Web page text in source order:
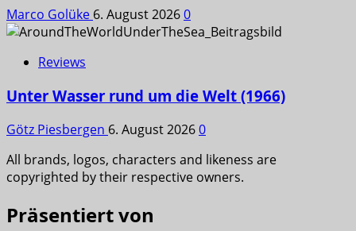
Marco Golüke 6. August 20260
Reviews
Unter Wasser rund um die Welt (1966)
Götz Piesbergen 6. August 20260
All brands, logos, characters and likeness are
copyrighted by their respective owners.
Präsentiert von